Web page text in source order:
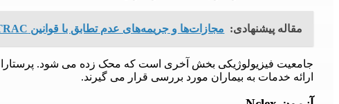
مقاله پیشنهادی: مجازات‌ها و جریمه‌های عدم تطابق با قوانین FINTRAC
جامعیت فیزیولوژیکی بخش آخری است که محک زده می شود.
ارائه خدمات به بیماران مورد بررسی قرار می گیرند.